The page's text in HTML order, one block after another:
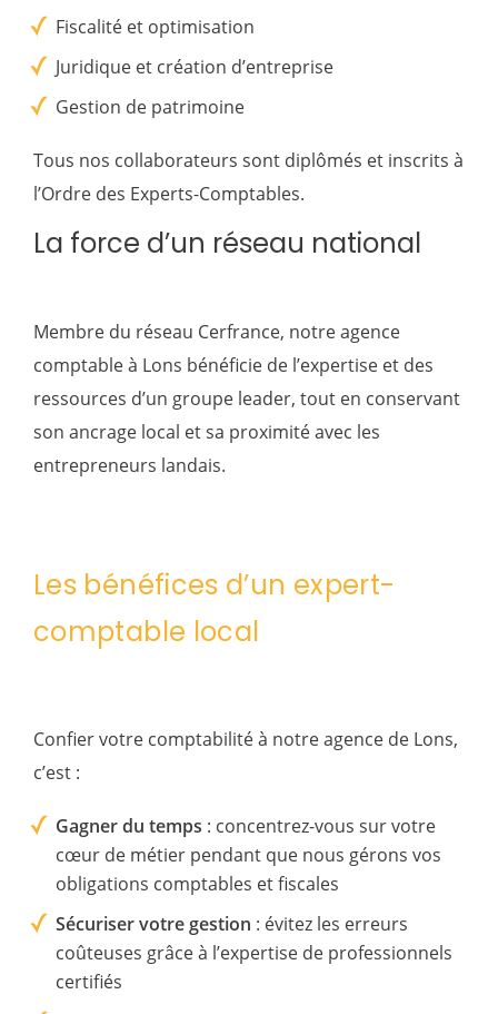
Fiscalité et optimisation
Juridique et création d’entreprise
Gestion de patrimoine
Tous nos collaborateurs sont diplômés et inscrits à
l’Ordre des Experts-Comptables.
La force d’un réseau national
Membre du réseau Cerfrance, notre agence
comptable à Lons bénéficie de l’expertise et des
ressources d’un groupe leader, tout en conservant
son ancrage local et sa proximité avec les
entrepreneurs landais.
Les bénéfices d’un expert-
comptable local
Confier votre comptabilité à notre agence de Lons,
c’est :
Gagner du temps : concentrez-vous sur votre
cœur de métier pendant que nous gérons vos
obligations comptables et fiscales
Sécuriser votre gestion : évitez les erreurs
coûteuses grâce à l’expertise de professionnels
certifiés